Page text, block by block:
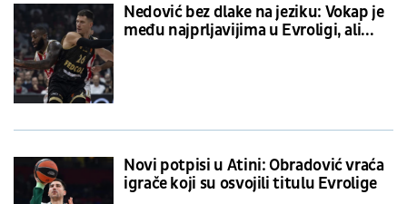
Nedović bez dlake na jeziku: Vokap je
među najprljavijima u Evroligi, ali...
Novi potpisi u Atini: Obradović vraća
igrače koji su osvojili titulu Evrolige